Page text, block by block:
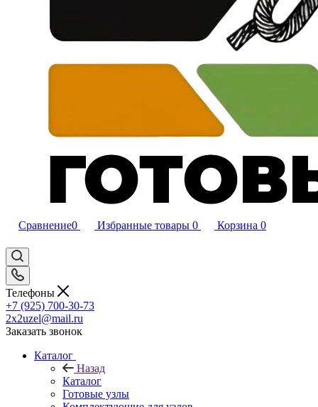
Сравнение0 Избранные товары 0 Корзина 0
Телефоны
+7 (925) 700-30-73
2x2uzel@mail.ru
Заказать звонок
Каталог
Назад
Каталог
Готовые узлы